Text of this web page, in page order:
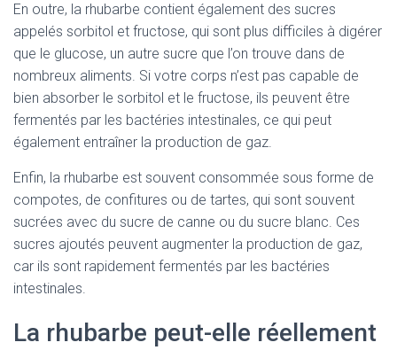
En outre, la rhubarbe contient également des sucres
appelés sorbitol et fructose, qui sont plus difficiles à digérer
que le glucose, un autre sucre que l’on trouve dans de
nombreux aliments. Si votre corps n’est pas capable de
bien absorber le sorbitol et le fructose, ils peuvent être
fermentés par les bactéries intestinales, ce qui peut
également entraîner la production de gaz.
Enfin, la rhubarbe est souvent consommée sous forme de
compotes, de confitures ou de tartes, qui sont souvent
sucrées avec du sucre de canne ou du sucre blanc. Ces
sucres ajoutés peuvent augmenter la production de gaz,
car ils sont rapidement fermentés par les bactéries
intestinales.
La rhubarbe peut-elle réellement